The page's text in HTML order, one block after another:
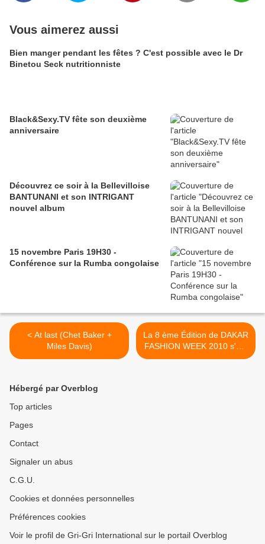
Vous aimerez aussi
Bien manger pendant les fêtes ? C'est possible avec le Dr
Binetou Seck nutritionniste
Black&Sexy.TV fête son deuxième
anniversaire
Découvrez ce soir à la Bellevilloise
BANTUNANI et son INTRIGANT
nouvel album
15 novembre Paris 19H30 -
Conférence sur la Rumba congolaise
< At last (Chet Baker +
Miles Davis)
La 8 ème Édition de DAKAR
FASHION WEEK 2010 s'est
déroulée du 13 AU 20 juillet
Hébergé par Overblog
Top articles
Pages
Contact
Signaler un abus
C.G.U.
Cookies et données personnelles
Préférences cookies
Voir le profil de Gri-Gri International sur le portail Overblog